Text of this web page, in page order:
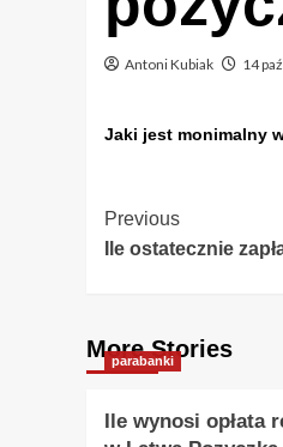
Antoni Kubiak 14
Jaki jest monimalny
Post
Previous
Ile ostatecznie
More Stories
parabanki
Ile wynosi opłata